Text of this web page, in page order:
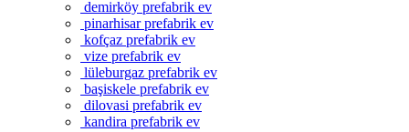
demirköy prefabrik ev
pinarhisar prefabrik ev
kofçaz prefabrik ev
vize prefabrik ev
lüleburgaz prefabrik ev
başiskele prefabrik ev
dilovasi prefabrik ev
kandira prefabrik ev